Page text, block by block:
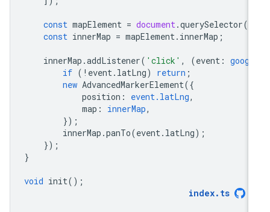
const mapElement = document.querySelector
const innerMap = mapElement.innerMap
innerMap.addListener('click', (event:
if (!event.latLng) return
new AdvancedMarkerElement
position: event.latLng
map: innerMap
innerMap.panTo(event.latLng
void init
index. ts